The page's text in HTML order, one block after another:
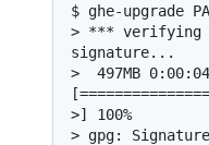
$ ghe-upgrade
> *** verifying
signature...
>
497MB
>] 100%
> gpg: